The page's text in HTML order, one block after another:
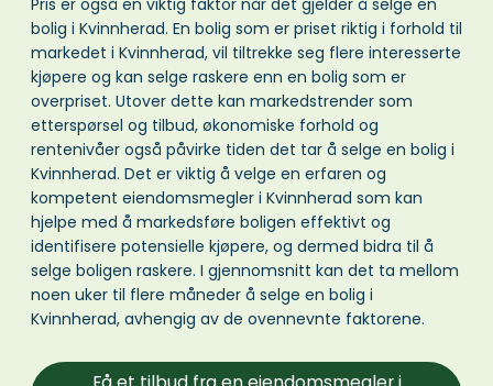
bolig i Kvinnherad. En bolig som er priset riktig i forhold til
markedet i Kvinnherad, vil tiltrekke seg flere interesserte
kjøpere og kan selge raskere enn en bolig som er
overpriset. Utover dette kan markedstrender som
etterspørsel og tilbud, økonomiske forhold og
rentenivåer også påvirke tiden det tar å selge en bolig i
Kvinnherad. Det er viktig å velge en erfaren og
kompetent eiendomsmegler i Kvinnherad som kan
hjelpe med å markedsføre boligen effektivt og
identifisere potensielle kjøpere, og dermed bidra til å
selge boligen raskere. I gjennomsnitt kan det ta mellom
noen uker til flere måneder å selge en bolig i
Kvinnherad, avhengig av de ovennevnte faktorene.